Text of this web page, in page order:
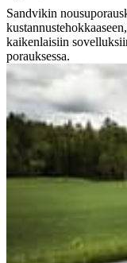
Sandvikin
kaikenlaisiin
porauksessa.